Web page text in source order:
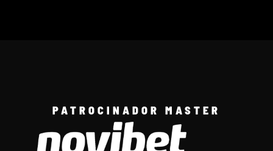
PATROCINADOR MASTER